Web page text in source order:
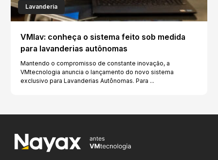
Lavanderia
VMlav: conheça o sistema feito sob medida
para lavanderias autônomas
Mantendo o compromisso de constante inovação, a
VMtecnologia anuncia o lançamento do novo sistema
exclusivo para Lavanderias Autônomas. Para ...